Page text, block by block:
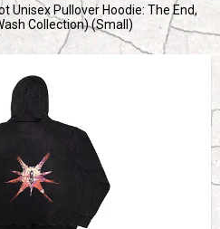
Unisex Pullover Hoodie: The End,
Collection) (Small)